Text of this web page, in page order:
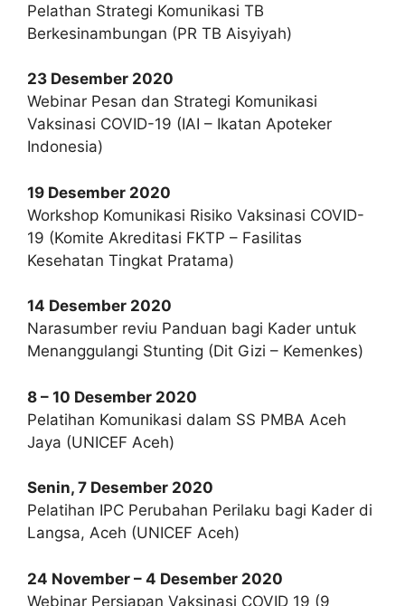
Pelathan Strategi Komunikasi TB
Berkesinambungan (PR TB Aisyiyah)
23 Desember 2020
Webinar Pesan dan Strategi Komunikasi
Vaksinasi COVID-19 (IAI – Ikatan Apoteker
Indonesia)
19 Desember 2020
Workshop Komunikasi Risiko Vaksinasi COVID-
19 (Komite Akreditasi FKTP – Fasilitas
Kesehatan Tingkat Pratama)
14 Desember 2020
Narasumber reviu Panduan bagi Kader untuk
Menanggulangi Stunting (Dit Gizi – Kemenkes)
8 – 10 Desember 2020
Pelatihan Komunikasi dalam SS PMBA Aceh
Jaya (UNICEF Aceh)
Senin, 7 Desember 2020
Pelatihan IPC Perubahan Perilaku bagi Kader di
Langsa, Aceh (UNICEF Aceh)
24 November – 4 Desember 2020
Webinar Persiapan Vaksinasi COVID 19 (9